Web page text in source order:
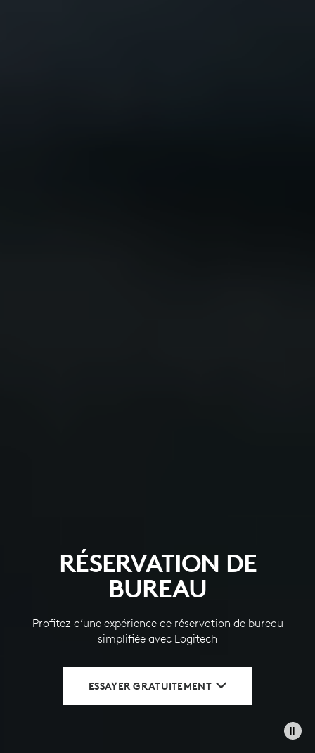
RÉSERVATION DE
BUREAU
Profitez d’une expérience de réservation de bureau
simplifiée avec Logitech
ESSAYER GRATUITEMENT